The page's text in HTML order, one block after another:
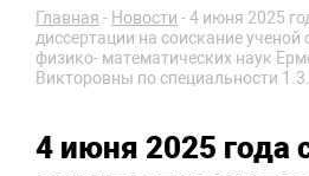
Главная - Новости -4 июня 2025
диссертации на соискание ученой
физико- математических наук
Викторовны по специальности
4 июня 2025 года